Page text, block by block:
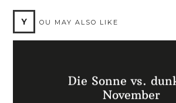
Y OU MAY ALSO LIKE
Die Sonne vs.
November